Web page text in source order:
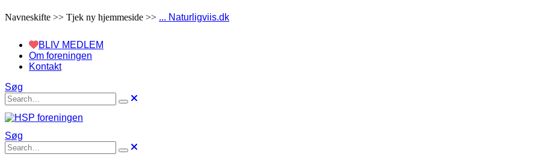
Navneskifte >> Tjek ny hjemmeside >> ... Naturligviis.dk
BLIV MEDLEM
Om foreningen
Kontakt
Søg
Søg